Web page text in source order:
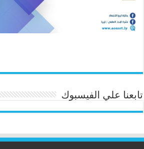
تابعنا علي الفيسبوك